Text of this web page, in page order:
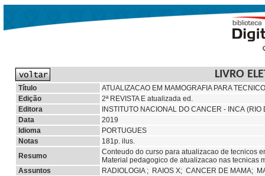
LIVRO
Título
ATUALIZACAO EM MAMOGRAFIA PARA
Edição
2ª REVISTA E atualizada ed.
Editora
INSTITUTO NACIONAL DO CANCER - INCA (RIO
Data
2019
Idioma
PORTUGUES
Notas
181p. ilus.
Resumo
Conteudo do curso para atualizacao de tecnicos
Material pedagogico de atualizacao nas tecnicas
Assuntos
RADIOLOGIA ; RAIOS X; CANCER DE MAMA;